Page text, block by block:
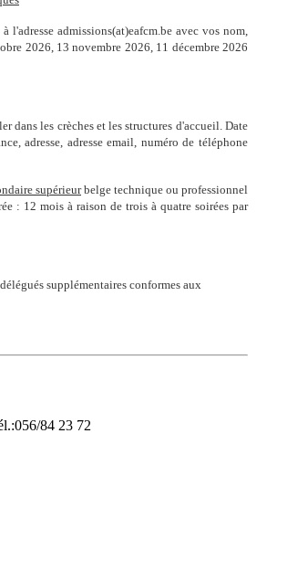
admissions(at)eafcm.be avec vos nom,
2026, 13 novembre 2026, 11 décembre 2026
dans les crèches et les structures d'accueil.Date
adresse, adresse email, numéro de téléphone
supérieurbelge technique ou professionnel
: 12 mois à raison de trois à quatre soirées par
supplémentaires conformes aux
84 23 72